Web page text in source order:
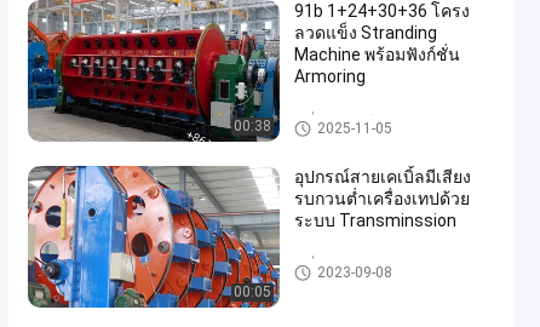
00:38
91b 1+24+30+36 โครง
ลวดแข็ง Stranding
Machine พร้อมฟังก์ชั่น
Armoring
เครื่องพันเกลียว
2025-11-05
00:05
อุปกรณ์สายเคเบิ้ลมีเสียง
รบกวนต่ำเครื่องเทปด้วย
ระบบ Transminssion
เครื่องเคเบิลหุ้มเกราะ
2023-09-08